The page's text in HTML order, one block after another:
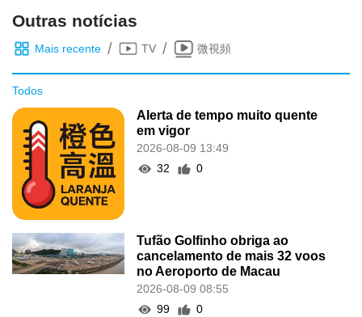
Outras notícias
Mais recente / TV / 微視頻
Todos
Alerta de tempo muito quente
em vigor
2026-08-09 13:49
32
0
Tufão Golfinho obriga ao
cancelamento de mais 32 voos
no Aeroporto de Macau
2026-08-09 08:55
99
0